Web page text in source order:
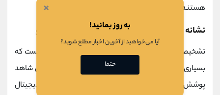
هستند.
نشانه ‌های هشداردهنده تشکیل سقف بازار کریپتو
تشخیص زمان مناسبخروج از بازار کریپتومهارتی حیاتی است که
بسیاری از سرمایه ‌گذاران خرد آن را نادیده می‌ گیرند. وقتی شاهد
پوشش گسترده رسانه‌ های عمومی درباره ارزهای دیجیتال
×
به روز بمانید!
آیا می‌خواهید از آخرین اخبار مطلع شوید؟
حتما